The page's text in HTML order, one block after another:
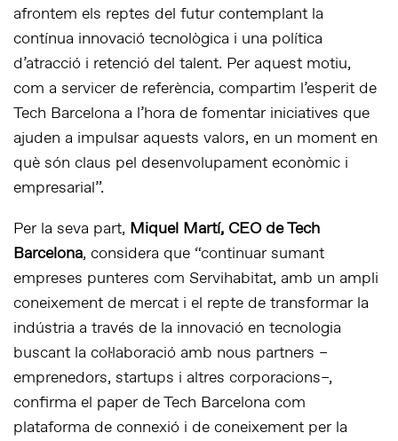
afrontem els reptes del futur contemplant la
contínua innovació tecnològica i una política
d’atracció i retenció del talent. Per aquest motiu,
com a servicer de referència, compartim l’esperit de
Tech Barcelona a l’hora de fomentar iniciatives que
ajuden a impulsar aquests valors, en un moment en
què són claus pel desenvolupament econòmic i
empresarial”.
Per la seva part, Miquel Martí, CEO de Tech
Barcelona, considera que “continuar sumant
empreses punteres com Servihabitat, amb un ampli
coneixement de mercat i el repte de transformar la
indústria a través de la innovació en tecnologia
buscant la col·laboració amb nous partners –
emprenedors, startups i altres corporacions–,
confirma el paper de Tech Barcelona com
plataforma de connexió i de coneixement per la